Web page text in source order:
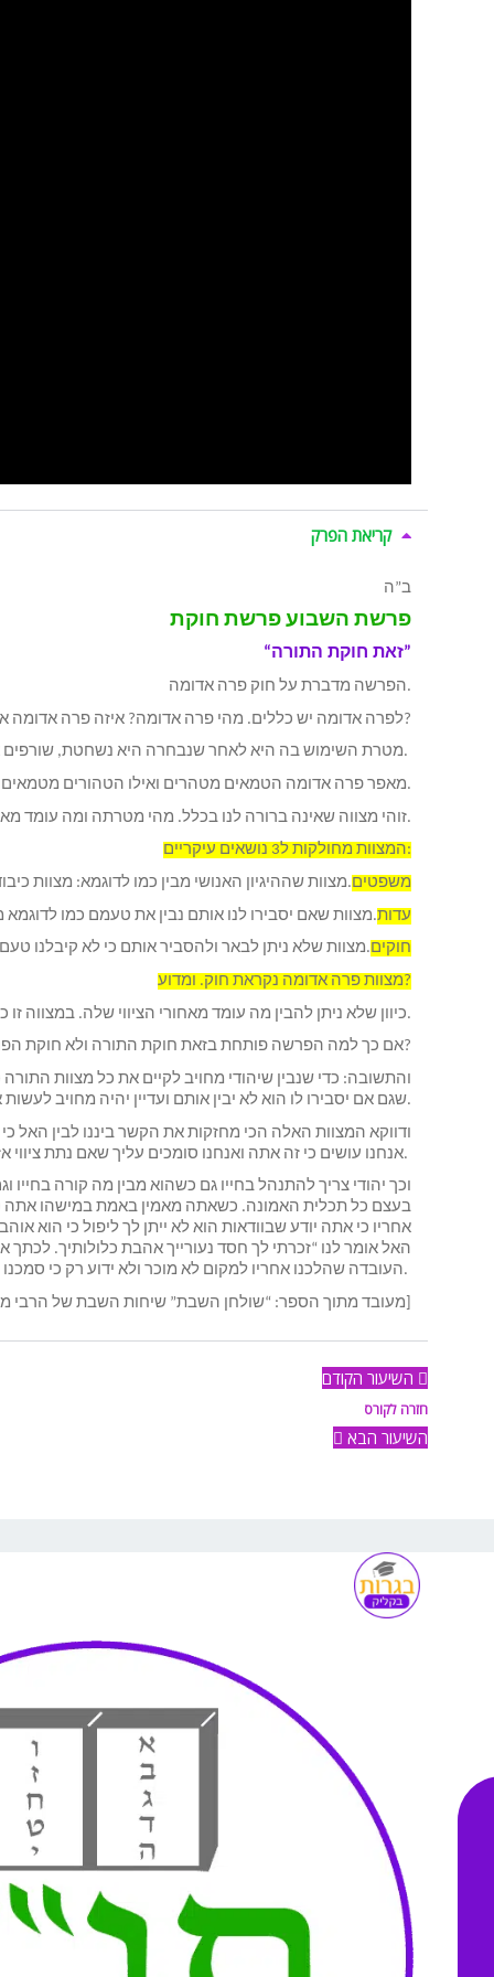
קריאת הפרק
ב”ה
פרשת השבוע פרשת חוקת
“זאת חוקת התורה”
הפרשה מדברת על חוק פרה אדומה.
לפרה אדומה יש כללים. מהי פרה אדומה? איזה פרה אדומה אפשר להשתמש בה ואיזה לא? איך בודקים שהיא עומדת בכללים?
מטרת השימוש בה היא לאחר שנבחרה היא נשחטת, שורפים אותה ואת האפר מהשרפה לוקחים ומפזרים על הטמאים כדי שיטהרו.
מאפר פרה אדומה הטמאים מטהרים ואילו הטהורים מטמאים.
זוהי מצווה שאינה ברורה לנו בכלל. מהי מטרתה ומה עומד מאחורי ביצוע המשימה ולכן היא נקראת חוק.
המצוות מחולקות ל3 נושאים עיקריים:
משפטים – מצוות שההיגיון האנושי מבין כמו לדוגמא: מצוות כיבוד הורים, לא תגנוב, לא תרצח.
עדות– מצוות שאם יסבירו לנו אותם נבין את טעמם כמו לדוגמא מצוות אכילת מצה בפסח, 7 ימי סוכה, שבת ועוד.
חוקים– מצוות שלא ניתן לבאר ולהסביר אותם כי לא קיבלנו טעם [=סיבה] להן.
מצוות פרה אדומה נקראת חוק. ומדוע?
כיוון שלא ניתן להבין מה עומד מאחורי הציווי שלה. במצווה זו כשמשה רבנו שואל לטעמה עונה לו ה’ כך החלטתי ואל תהרהר אחרי החלטה זו.
אם כך למה הפרשה פותחת בזאת חוקת התורה ולא חוקת הפרה?
והתשובה: כדי שנבין שיהודי מחויב לקיים את כל מצוות התורה
שגם אם יסבירו לו הוא לא יבין אותם ועדיין יהיה מחויב לעשות אותם בדיוק כמו המצוות שהבין. למה? כי כך ה’ ציווה.
ודווקא המצוות האלה הכי מחזקות את הקשר ביננו לבין האל
אנחנו עושים כי זה אתה ואנחנו סומכים עליך שאם נתת ציווי אז בוודאי הוא טוב לנו.
וכך יהודי צריך להתנהל בחייו גם כשהוא מבין מה קורה
בעצם כל תכלית האמונה. כשאתה מאמין באמת במישהו אתה
אחריו כי אתה יודע שבוודאות הוא לא ייתן לך ליפול כי הוא
האל אומר לנו “זכרתי לך חסד נעורייך אהבת כלולותיך.
העובדה שהלכנו אחריו למקום לא מוכר ולא ידוע רק כי סמכנו עליו.
השיעור הקודם
חזרה לקורס
השיעור הבא